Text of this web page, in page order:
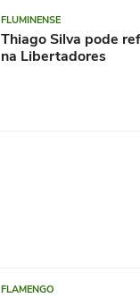
FLUMINENSE
Thiago Silva pode
na Libertadores
FLAMENGO